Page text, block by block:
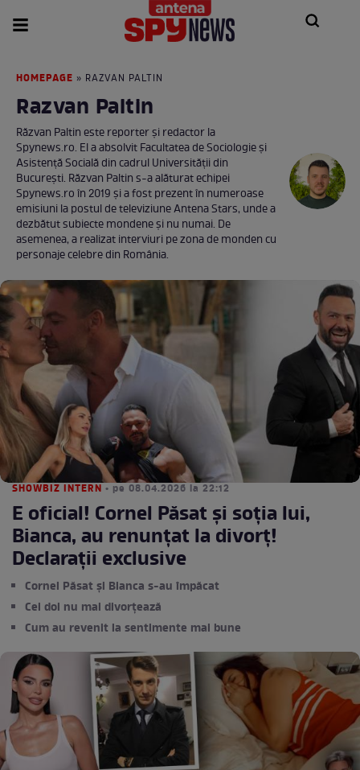
HOMEPAGE » RAZVAN PALTIN
Razvan Paltin
Răzvan Paltin este reporter și redactor la
Spynews.ro. El a absolvit Facultatea de Sociologie și
Asistență Socială din cadrul Universității din
București. Răzvan Paltin s-a alăturat echipei
Spynews.ro în 2019 și a fost prezent în numeroase
emisiuni la postul de televiziune Antena Stars, unde a
dezbătut subiecte mondene și nu numai. De
asemenea, a realizat interviuri pe zona de monden cu
personaje celebre din România.
SHOWBIZ INTERN • pe 08.04.2026 la 22:12
E oficial! Cornel Păsat și soția lui,
Bianca, au renunțat la divorț!
Declarații exclusive
Cornel Păsat și Bianca s-au împăcat
Cei doi nu mai divorțează
Cum au revenit la sentimente mai bune